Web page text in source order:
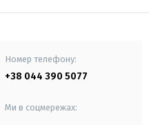
Номер телефону:
+38 044 390 5077
Ми в соцмережах: